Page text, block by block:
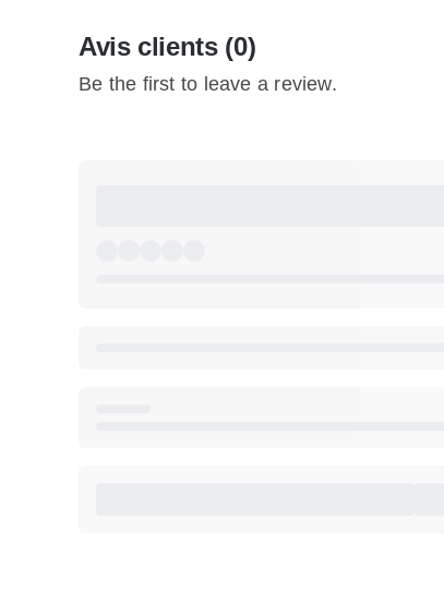
Avis clients (0)
Be the first to leave a review.